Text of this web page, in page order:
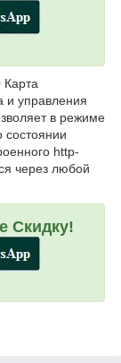
и управления
в режиме
http-
через любой
Скидку!